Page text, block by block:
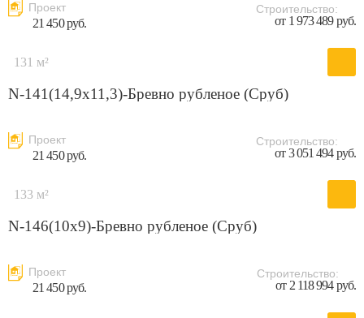
Проект
21 450 руб.
Строительство:
от 1 973 489 руб.
131 м²
N-141(14,9x11,3)-Бревно рубленое (Сруб)
Проект
21 450 руб.
Строительство:
от 3 051 494 руб.
133 м²
N-146(10x9)-Бревно рубленое (Сруб)
Проект
21 450 руб.
Строительство:
от 2 118 994 руб.